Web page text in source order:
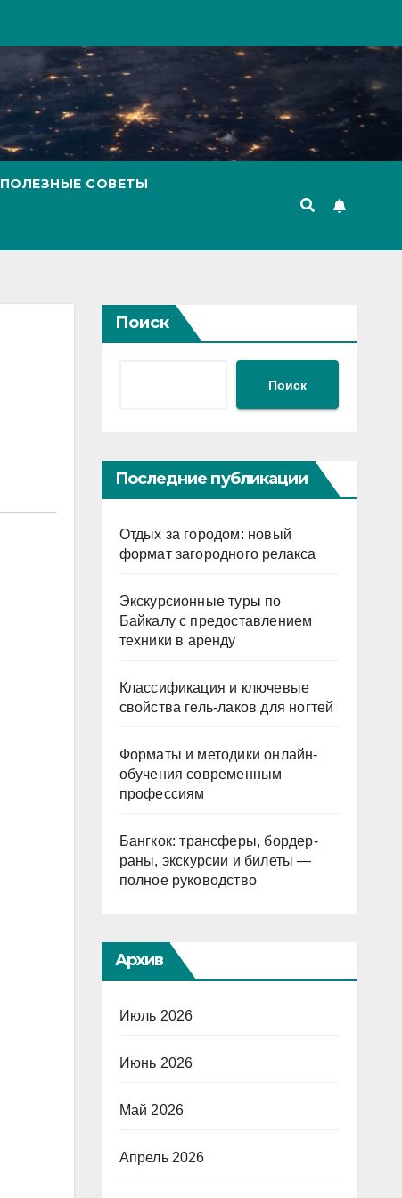
ПОЛЕЗНЫЕ СОВЕТЫ
Поиск
Поиск
Последние публикации
Отдых за городом: новый
формат загородного релакса
Экскурсионные туры по
Байкалу с предоставлением
техники в аренду
Классификация и ключевые
свойства гель-лаков для ногтей
Форматы и методики онлайн-
обучения современным
профессиям
Бангкок: трансферы, бордер-
раны, экскурсии и билеты —
полное руководство
Архив
Июль 2026
Июнь 2026
Май 2026
Апрель 2026